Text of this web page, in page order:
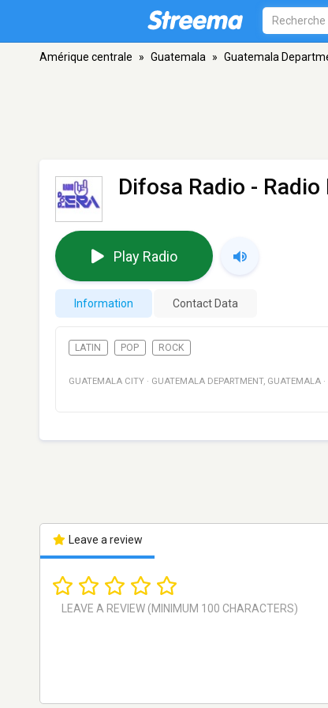
Amérique centrale » Guatemala » Guatemala
Difosa Radio - Radio
Play Radio
Information Contact Data
LATIN POP ROCK
GUATEMALA CITY · GUATEMALA DEPARTMENT, GUATEMALA ·
Leave a review